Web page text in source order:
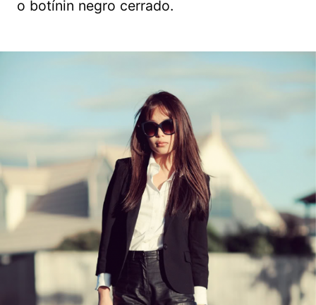
o botínin negro cerrado.